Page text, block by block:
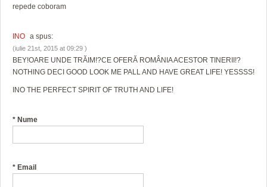
repede coboram
INO a spus:
(iulie 21st, 2015 at 09:29 )
BEY!OARE UNDE TRĂIM!?CE OFERĂ ROMÂNIA ACESTOR TINERII!?
NOTHING DECI GOOD LOOK ME PALL AND HAVE GREAT LIFE! YESSSS!
INO THE PERFECT SPIRIT OF TRUTH AND LIFE!
* Nume
* Email